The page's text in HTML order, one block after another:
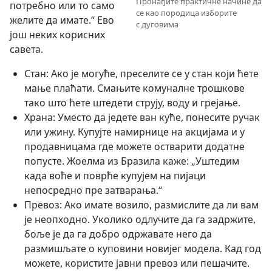
се као породица изборите
с дуговима
потребно или то само
желите да имате.“ Ево
још неких корисних
савета.
Стан: Ако је могуће, преселите се у стан који ћете
мање плаћати. Смањите комуналне трошкове
тако што ћете штедети струју, воду и грејање.
Храна: Уместо да једете ван куће, понесите ручак
или ужину. Купујте намирнице на акцијама и у
продавницама где можете остварити додатне
попусте. Жоелма из Бразила каже: „Уштедим
када воће и поврће купујем на пијаци
непосредно пре затварања.“
Превоз: Ако имате возило, размислите да ли вам
је неопходно. Уколико одлучите да га задржите,
боље је да га добро одржавате него да
размишљате о куповини новијег модела. Кад год
можете, користите јавни превоз или пешачите.